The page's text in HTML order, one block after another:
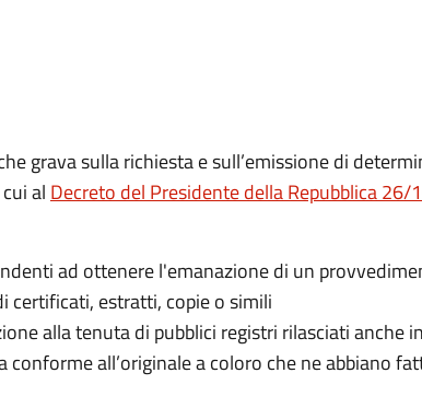
grava sulla richiesta e sull’emissione di
al Decreto del Presidente della Repubblica 26/
ad ottenere l'emanazione di un
certificati, estratti, copie o simili
alla tenuta di pubblici registri rilasciati anche in
all’originale a coloro che ne abbiano